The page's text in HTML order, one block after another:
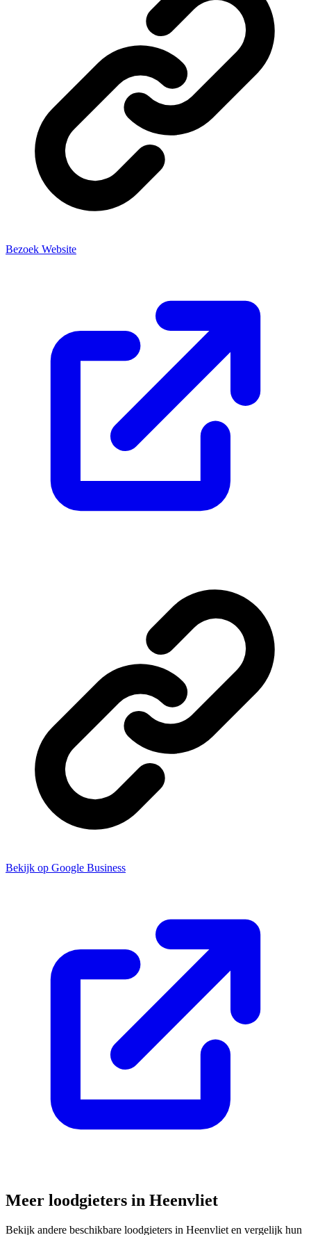
Bezoek Website
Bekijk op Google Business
Meer loodgieters in Heenvliet
Bekijk andere beschikbare loodgieters in Heenvliet en vergelijk hun